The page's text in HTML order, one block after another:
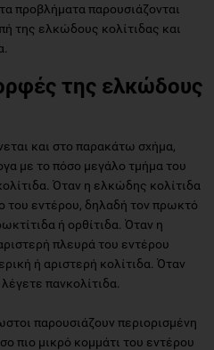
προβλήματα παρουσιάζονται
της ελκώδους κολίτιδας και
της ελκώδους
και στο παρακάτω σχήμα,
με το πόσο μεγάλο τμήμα του
Όταν η ελκώδης κολίτιδα
του εντέρου, δηλαδή τον πρωκτό
ή ορθίτιδα. Όταν η
πλευρά του εντέρου
ή αριστερή κολίτιδα. Όταν
πανκολίτιδα.
παρουσιάζουν περιορισμένη
πιο μικρό κομμάτι του εντέρου